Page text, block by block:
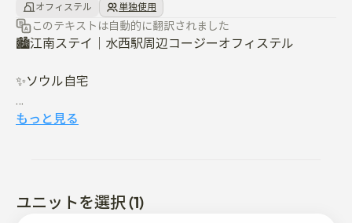
オフィステル 単独使用
このテキストは自動的に翻訳されました
🏙️江南ステイ｜水西駅周辺コージーオフィステル
✨ソウル自宅
美しい空の景色、豊かな自然の日差し、快適さを追求し
を提供します。
もっと見る
ユニットを選択 (1)